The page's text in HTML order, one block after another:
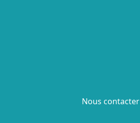
Nous contacter